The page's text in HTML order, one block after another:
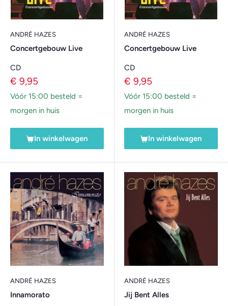
ANDRÉ HAZES
Concertgebouw Live
CD
Verkoopprijs
€ 9,95
Vóór 15:00 besteld =
morgen in huis
In winkelwagen
ANDRÉ HAZES
Concertgebouw Live
CD
Verkoopprijs
€ 9,95
Vóór 15:00 besteld =
morgen in huis
In winkelwagen
ANDRÉ HAZES
Innamorato
ANDRÉ HAZES
Jij Bent Alles